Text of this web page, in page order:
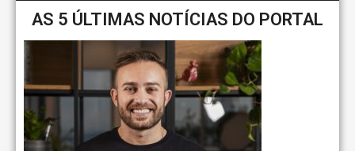
AS 5 ÚLTIMAS NOTÍCIAS DO PORTAL